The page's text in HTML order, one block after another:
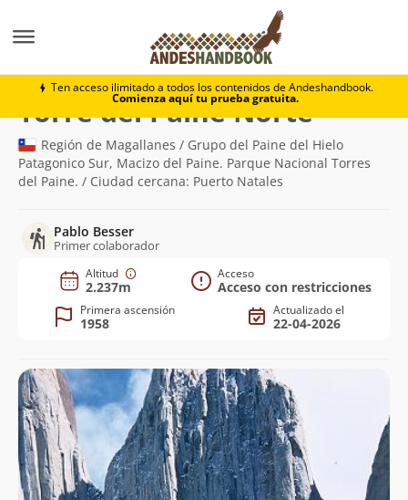
Ten acceso ilimitado a todos los contenidos de Andeshandbook.
Comienza aquí tu prueba gratuita.
Torre del Paine Norte
Torre del Paine Norte
Región de Magallanes / Grupo del Paine del Hielo
Patagonico Sur, Macizo del Paine. Parque Nacional Torres
del Paine. / Ciudad cercana: Puerto Natales
Pablo Besser
Primer colaborador
Altitud
2.237m
Acceso
Acceso con restricciones
Primera ascensión
1958
Actualizado el
22-04-2026